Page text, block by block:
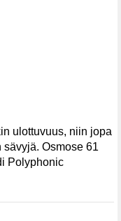
ulottuvuus, niin jopa
Osmose 61
Polyphonic